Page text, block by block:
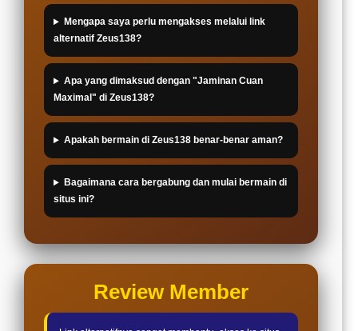
Mengapa saya perlu mengakses melalui link
alternatif Zeus138?
Apa yang dimaksud dengan "Jaminan Cuan
Maximal" di Zeus138?
Apakah bermain di Zeus138 benar-benar aman?
Bagaimana cara bergabung dan mulai bermain di
situs ini?
Review Member